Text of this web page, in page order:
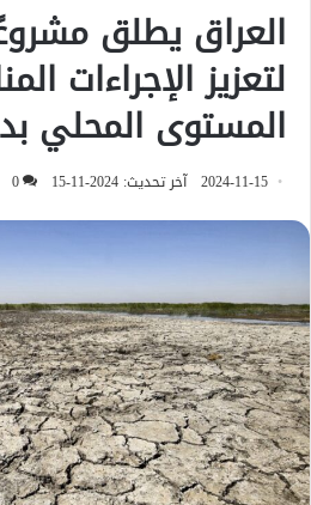
العراق يطلق
لتعزيز الإجراءات
المستوى المحلي
2024-11-15 آخر تحديث: 2024-11-15 0